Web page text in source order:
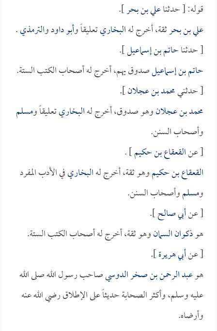
قوله: [ حدثناعلي بن بحر].
علي بن بحرثقة، أخرج لهالبخاريتعليقاً وأبو داودوالترمذي.
[ حدثناحاتم بن إسماعيل].
حاتم بن إسماعيلصدوق يهم، أخرج له أصحاب الكتب الستة.
[ حدثنيمحمد بن عجلان].
محمد بن عجلانوهو صدوق، أخرج لهالبخاريتعليقاً ومسلم
وأصحاب السنن.
[ عنالقعقاع بن حكيم] .
القعقاع بن حكيموهو ثقة، أخرج لهالبخاريفي الأدب المفرد
ومسلموأصحاب السنن.
[ عنأبي صالح].
هوذكوان السمانوهو ثقة، أخرج له أصحاب الكتب الستة.
[ عنأبي هريرة].
هوعبد الرحمن بن صخر الدوسيصاحب رسول الله صلى الله
عليه وسلم، وأكثر الصحابة حديثاً على الإطلاق رضي الله عنه
وأرضاه.